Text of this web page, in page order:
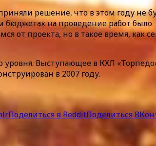
решение, что в этом году не
бюджетах на проведение работ было
от проекта, но в такое время, как
Выступающее в КХЛ
в 2007 году.
Поделиться в RedditПоделиться